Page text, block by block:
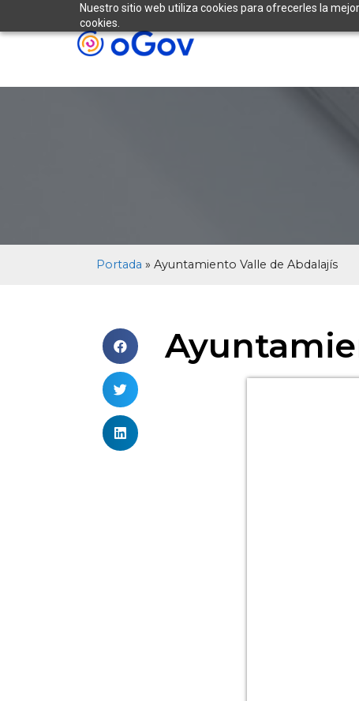
Nuestro sitio web utiliza cookies para ofrecerles la
cookies.
Portada » Ayuntamiento Valle de Abdalajís